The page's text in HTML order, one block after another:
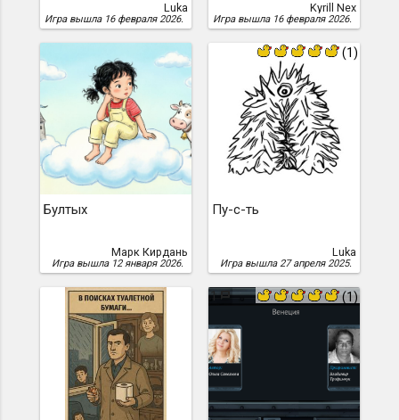
Luka
Игра вышла 16 февраля 2026.
Kyrill Nex
Игра вышла 16 февраля 2026.
Бултых
Марк Кирдань
Игра вышла 12 января 2026.
(1)
Пу-с-ть
Luka
Игра вышла 27 апреля 2025.
1 (1)